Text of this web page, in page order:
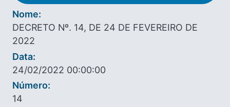
Nome:
DECRETO Nº. 14, DE 24 DE FEVEREIRO DE
2022
Data:
24/02/2022 00:00:00
Número:
14